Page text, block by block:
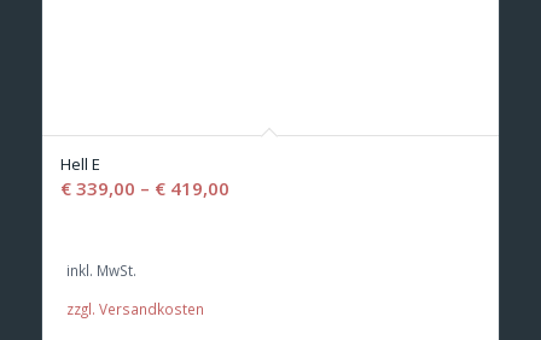
Hell E
€339,00 – €419,00
inkl. MwSt.
zzgl. Versandkosten